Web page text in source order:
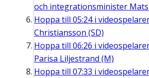
och integrationsminister Mats
Hoppa till 05:24i
Christiansson (SD)
Hoppa till 06:26 i
Parisa Liljestrand (M)
Hoppa till 07:33 i